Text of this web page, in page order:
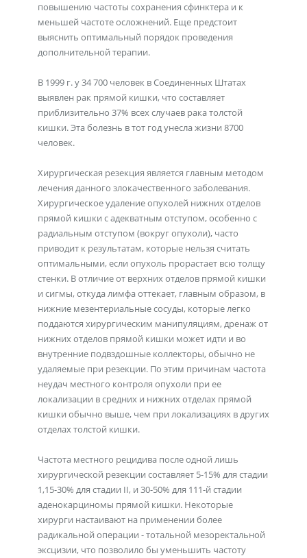
повышению частоты сохранения сфинктера и к
меньшей частоте осложнений. Еще предстоит
выяснить оптимальный порядок проведения
дополнительной терапии.
В 1999 г. у 34 700 человек в Соединенных Штатах
выявлен рак прямой кишки, что составляет
приблизительно 37% всех случаев рака толстой
кишки. Эта болезнь в тот год унесла жизни 8700
человек.
Хирургическая резекция является главным методом
лечения данного злокачественного заболевания.
Хирургическое удаление опухолей нижних отделов
прямой кишки с адекватным отступом, особенно с
радиальным отступом (вокруг опухоли), часто
приводит к результатам, которые нельзя считать
оптимальными, если опухоль прорастает всю толщу
стенки. В отличие от верхних отделов прямой кишки
и сигмы, откуда лимфа оттекает, главным образом, в
нижние мезентериальные сосуды, которые легко
поддаются хирургическим манипуляциям, дренаж от
нижних отделов прямой кишки может идти и во
внутренние подвздошные коллекторы, обычно не
удаляемые при резекции. По этим причинам частота
неудач местного контроля опухоли при ее
локализации в средних и нижних отделах прямой
кишки обычно выше, чем при локализациях в других
отделах толстой кишки.
Частота местного рецидива после одной лишь
хирургической резекции составляет 5-15% для стадии
1,15-30% для стадии II, и 30-50% для 111-й стадии
аденокарциномы прямой кишки. Некоторые
хирурги настаивают на применении более
радикальной операции - тотальной мезоректальной
эксцизии, что позволило бы уменьшить частоту